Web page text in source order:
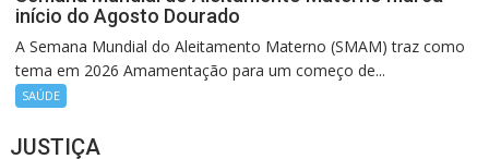
início do Agosto Dourado
A Semana Mundial do Aleitamento Materno (SMAM) traz como
tema em 2026 Amamentação para um começo de...
SAÚDE
JUSTIÇA